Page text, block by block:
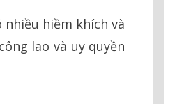
nhiều hiềm khích và
lao và uy quyền